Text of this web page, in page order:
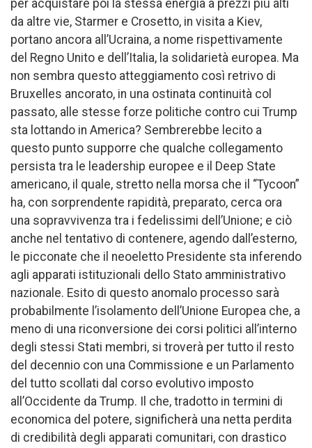
per acquistare poi la stessa energia a prezzi più alti
da altre vie, Starmer e Crosetto, in visita a Kiev,
portano ancora all’Ucraina, a nome rispettivamente
del Regno Unito e dell’Italia, la solidarietà europea. Ma
non sembra questo atteggiamento così retrivo di
Bruxelles ancorato, in una ostinata continuità col
passato, alle stesse forze politiche contro cui Trump
sta lottando in America? Sembrerebbe lecito a
questo punto supporre che qualche collegamento
persista tra le leadership europee e il Deep State
americano, il quale, stretto nella morsa che il “Tycoon”
ha, con sorprendente rapidità, preparato, cerca ora
una sopravvivenza tra i fedelissimi dell’Unione; e ciò
anche nel tentativo di contenere, agendo dall’esterno,
le picconate che il neoeletto Presidente sta inferendo
agli apparati istituzionali dello Stato amministrativo
nazionale. Esito di questo anomalo processo sarà
probabilmente l’isolamento dell’Unione Europea che, a
meno di una riconversione dei corsi politici all’interno
degli stessi Stati membri, si troverà per tutto il resto
del decennio con una Commissione e un Parlamento
del tutto scollati dal corso evolutivo imposto
all’Occidente da Trump. Il che, tradotto in termini di
economica del potere, significherà una netta perdita
di credibilità degli apparati comunitari, con drastico